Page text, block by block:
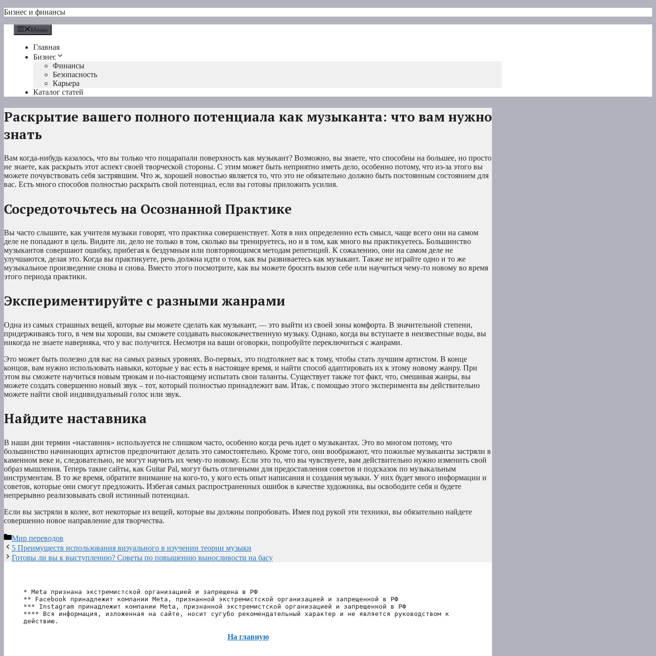
Перейти
содержимому
Бизнес и финансы
Меню
Главная
Бизнес
Финансы
Безопасность
Карьера
Каталог статей
Раскрытие вашего полного потенциала как музыканта: что вам нужно
знать
Вам когда-нибудь казалось, что вы только что поцарапали поверхность как музыкант? Возможно, вы знаете, что способны на большее, но просто
не знаете, как раскрыть этот аспект своей творческой стороны. С этим может быть неприятно иметь дело, особенно потому, что из-за этого вы
можете почувствовать себя застрявшим. Что ж, хорошей новостью является то, что это не обязательно должно быть постоянным состоянием для
вас. Есть много способов полностью раскрыть свой потенциал, если вы готовы приложить усилия.
Сосредоточьтесь на Осознанной Практике
Вы часто слышите, как учителя музыки говорят, что практика совершенствует. Хотя в них определенно есть смысл, чаще всего они на самом
деле не попадают в цель. Видите ли, дело не только в том, сколько вы тренируетесь, но и в том, как много вы практикуетесь. Большинство
музыкантов совершают ошибку, прибегая к бездумным или повторяющимся методам репетиций. К сожалению, они на самом деле не
улучшаются, делая это. Когда вы практикуете, речь должна идти о том, как вы развиваетесь как музыкант. Также не играйте одно и то же
музыкальное произведение снова и снова. Вместо этого посмотрите, как вы можете бросить вызов себе или научиться чему-то новому во время
этого периода практики.
Экспериментируйте с разными жанрами
Одна из самых страшных вещей, которые вы можете сделать как музыкант, — это выйти из своей зоны комфорта. В значительной степени,
придерживаясь того, в чем вы хороши, вы сможете создавать высококачественную музыку. Однако, когда вы вступаете в неизвестные воды, вы
никогда не знаете наверняка, что у вас получится. Несмотря на ваши оговорки, попробуйте переключиться с жанрами.
Это может быть полезно для вас на самых разных уровнях. Во-первых, это подтолкнет вас к тому, чтобы стать лучшим артистом. В конце
концов, вам нужно использовать навыки, которые у вас есть в настоящее время, и найти способ адаптировать их к этому новому жанру. При
этом вы сможете научиться новым трюкам и по-настоящему испытать свои таланты. Существует также тот факт, что, смешивая жанры, вы
можете создать совершенно новый звук – тот, который полностью принадлежит вам. Итак, с помощью этого эксперимента вы действительно
можете найти свой индивидуальный голос или звук.
Найдите наставника
В наши дни термин «наставник» используется не слишком часто, особенно когда речь идет о музыкантах. Это во многом потому, что
большинство начинающих артистов предпочитают делать это самостоятельно. Кроме того, они воображают, что пожилые музыканты застряли в
каменном веке и, следовательно, не могут научить их чему-то новому. Если это то, что вы чувствуете, вам действительно нужно изменить свой
образ мышления. Теперь такие сайты, как Guitar Pal, могут быть отличными для предоставления советов и подсказок по музыкальным
инструментам. В то же время, обратите внимание на кого-то, у кого есть опыт написания и создания музыки. У них будет много информации и
советов, которые они смогут предложить. Избегая самых распространенных ошибок в качестве художника, вы освободите себя и будете
непрерывно реализовывать свой истинный потенциал.
Если вы застряли в колее, вот некоторые из вещей, которые вы должны попробовать. Имея под рукой эти техники, вы обязательно найдете
совершенно новое направление для творчества.
Рубрики
Мир переводов
5 Преимуществ использования визуального в изучении теории музыки
Готовы ли вы к выступлению? Советы по повышению выносливости на басу
* Meta признана экстремистской организацией и запрещена в РФ
** Facebook принадлежит компании Meta, признанной экстремистской организацией и запрещенной в РФ
*** Instagram принадлежит компании Meta, признанной экстремистской организацией и запрещенной в РФ
**** Вся информация, изложенная на сайте, носит сугубо рекомендательный характер и не является руководством к
действию.
На главную